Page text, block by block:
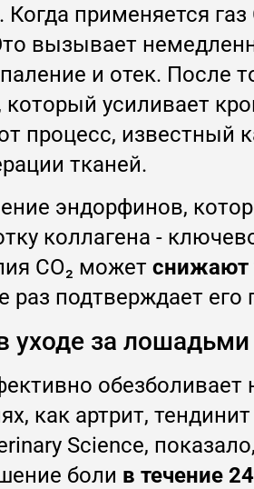
применяется
вызывает
и отек. После
усиливает
процесс, известный
тканей.
эндорфинов,
коллагена -
CO₂ может снижают
раз подтверждает
уходе за лошадьми
как артрит,
Science,
боли в течение